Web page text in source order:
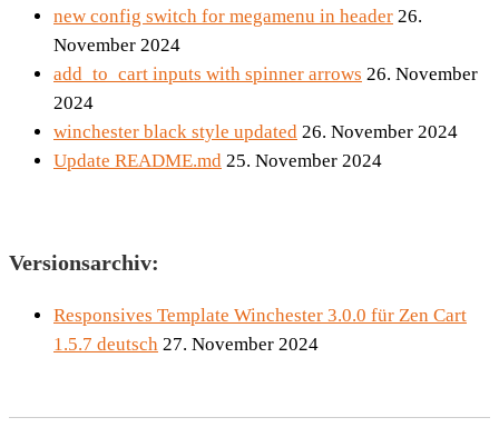
new config switch for megamenu in header 26.
November 2024
add_to_cart inputs with spinner arrows 26. November
2024
winchester black style updated 26. November 2024
Update README.md 25. November 2024
Versionsarchiv:
Responsives Template Winchester 3.0.0 für Zen Cart
1.5.7 deutsch 27. November 2024